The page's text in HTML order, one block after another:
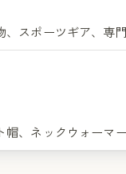
スポーツギア、専
、ネックウォーマ